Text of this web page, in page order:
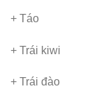
+ Táo
+ Trái kiwi
+ Trái đào